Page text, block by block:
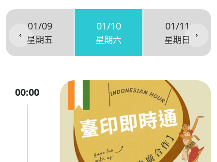
01/09
星期五
01/10
星期六
01/11
星期日
00:00